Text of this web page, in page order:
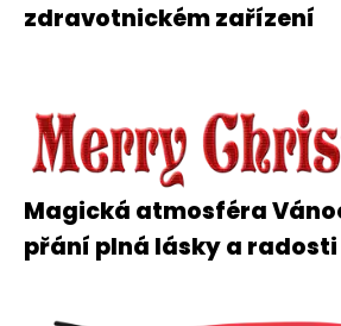
zdravotnickém zařízení
Magická atmosféra
přání plná lásky a radosti